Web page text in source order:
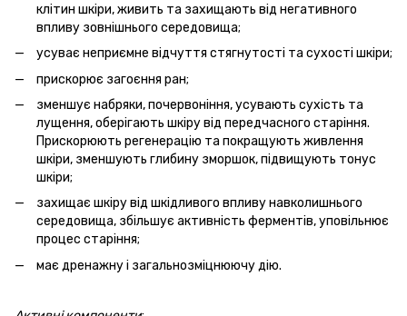
клітин шкіри, живить та захищають від негативного
впливу зовнішнього середовища;
усуває неприємне відчуття стягнутості та сухості шкіри;
прискорює загоєння ран;
зменшує набряки, почервоніння, усувають сухість та
лущення, оберігають шкіру від передчасного старіння.
Прискорюють регенерацію та покращують живлення
шкіри, зменшують глибину зморшок, підвищують тонус
шкіри;
захищає шкіру від шкідливого впливу навколишнього
середовища, збільшує активність ферментів, уповільнює
процес старіння;
має дренажну і загальнозміцнюючу дію.